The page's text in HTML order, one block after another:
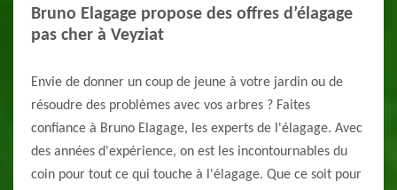
Bruno Elagage propose des offres d’élagage
pas cher à Veyziat
Envie de donner un coup de jeune à votre jardin ou de
résoudre des problèmes avec vos arbres ? Faites
confiance à Bruno Elagage, les experts de l'élagage. Avec
des années d'expérience, on est les incontournables du
coin pour tout ce qui touche à l'élagage. Que ce soit pour